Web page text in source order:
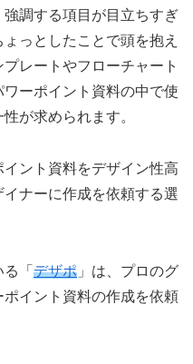
調する項目が目立ちすぎ
っとしたことで頭を抱え
レートやフローチャート
ーポイント資料の中で使
が求められます。
ント資料をデザイン性高
ナーに作成を依頼する選
「 デザポ 」は、プロのグ
イント資料の作成を依頼